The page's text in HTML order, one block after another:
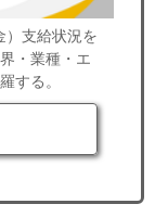
）支給状況を
・業種・エ
する。